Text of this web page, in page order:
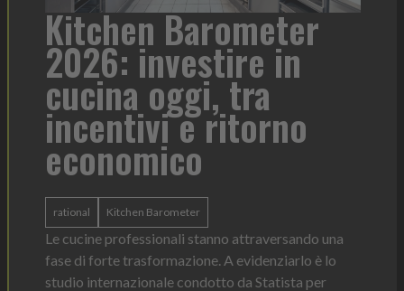
Kitchen Barometer
2026: investire in
cucina oggi, tra
incentivi e ritorno
economico
rational Kitchen Barometer
Le cucine professionali stanno attraversando una
fase di forte trasformazione. A evidenziarlo è lo
studio internazionale condotto da Statista per